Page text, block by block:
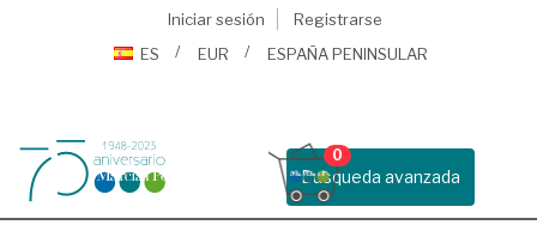
Iniciar sesión
Registrarse
ES
EUR ESPAÑA PENINSULAR
Busqueda avanzada
0